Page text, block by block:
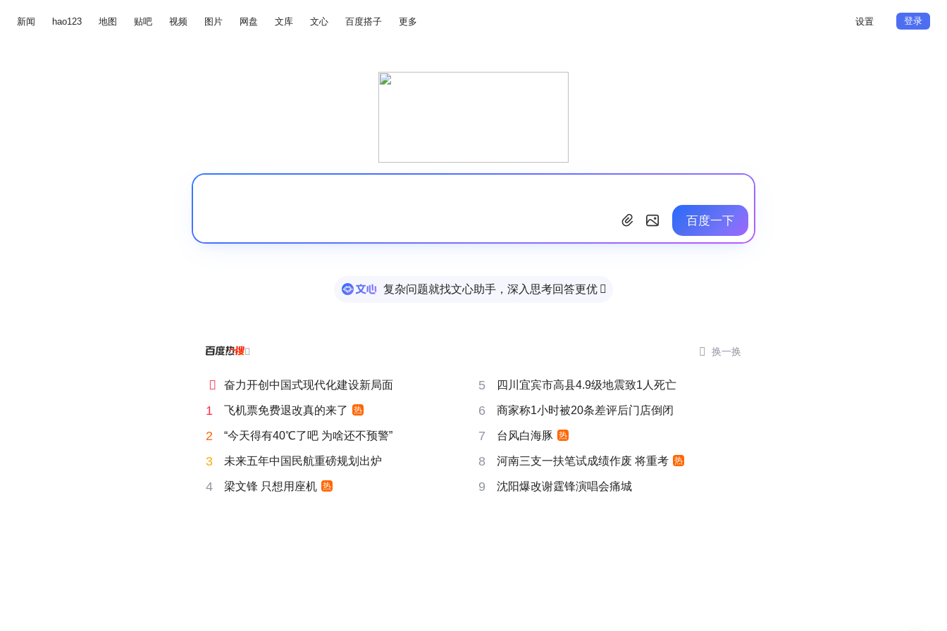
新闻 hao123 地图 贴吧 视频 图片 网盘 文库 文心 百度搭子 更多 设置 登录
百度一下
复杂问题就找文心助手，深入思考回答更优 
  换一换
 奋力开创中国式现代化建设新局面 5 四川宜宾市高县4.9级地震致1人死亡
1 飞机票免费退改真的来了 热 6 商家称1小时被20条差评后门店倒闭
2 “今天得有40℃了吧 为啥还不预警” 7 台风白海豚 热
3 未来五年中国民航重磅规划出炉 8 河南三支一扶笔试成绩作废 将重考 热
4 梁文锋 只想用座机 热 9 沈阳爆改谢霆锋演唱会痛城